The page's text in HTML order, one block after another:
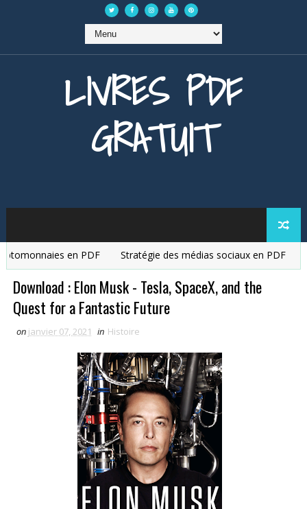
LIVRES PDF
GRATUIT
en PDF Stratégie des médias sociaux en PDF
Download : Elon Musk - Tesla, SpaceX, and the
Quest for a Fantastic Future
on janvier 07, 2021 in Histoire